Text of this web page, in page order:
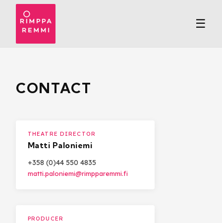
☰
CONTACT
THEATRE DIRECTOR
Matti Paloniemi
+358 (0)44 550 4835
matti.paloniemi@rimpparemmi.fi
PRODUCER